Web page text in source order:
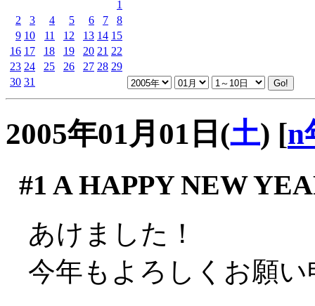
1
2
3 4 5 6 7
8
9 10 11 12 13 14 15
16 17 18 19 20 21 22
23 24 25 26 27 28 29
30 31
2005年01月01日(土) [n
#1 A HAPPY NEW
あけました！
今年もよろしくお願